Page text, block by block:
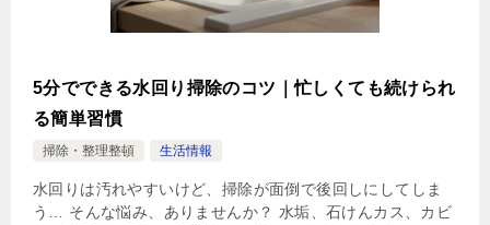
5分でできる水回り掃除のコツ｜忙しくても続けられ
る簡単習慣
掃除・整理整頓 生活情報
水回りは汚れやすいけど、掃除が面倒で後回しにしてしま
う… そんな悩み、ありませんか？ 水垢、石けんカス、カビ